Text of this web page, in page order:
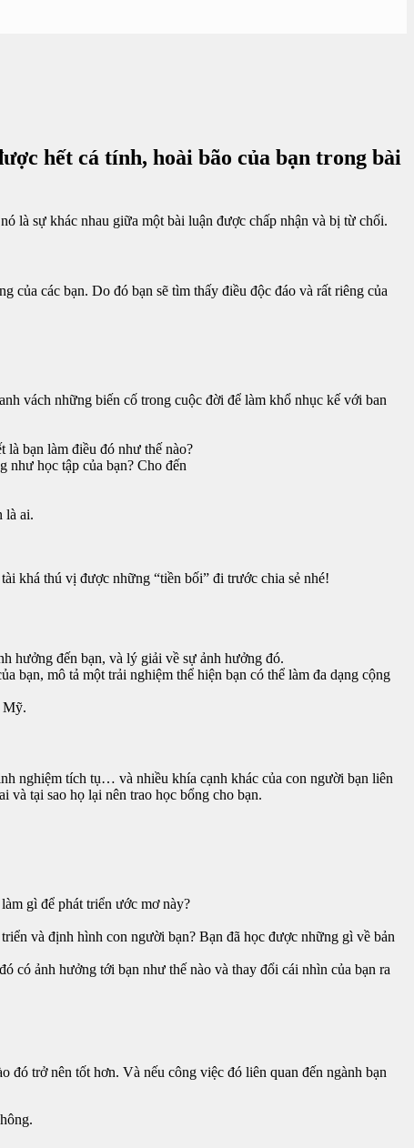
hết cá tính, hoài bão của bạn trong bài
là sự khác nhau giữa một bài luận được chấp nhận và bị từ chối.
của các bạn. Do đó bạn sẽ tìm thấy điều độc đáo và rất riêng của
vách những biến cố trong cuộc đời để làm khổ nhục kế với ban
là bạn làm điều đó như thế nào?
như học tập của bạn? Cho đến
là ai.
khá thú vị được những “tiền bối” đi trước chia sẻ nhé!
hưởng đến bạn, và lý giải về sự ảnh hưởng đó.
bạn, mô tả một trải nghiệm thể hiện bạn có thể làm đa dạng cộng
Mỹ.
nghiệm tích tụ… và nhiều khía cạnh khác của con người bạn liên
và tại sao họ lại nên trao học bổng cho bạn.
gì để phát triển ước mơ này?
và định hình con người bạn? Bạn đã học được những gì về bản
có ảnh hưởng tới bạn như thế nào và thay đổi cái nhìn của bạn ra
trở nên tốt hơn. Và nếu công việc đó liên quan đến ngành bạn